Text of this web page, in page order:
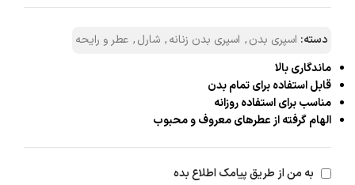
دسته: اسپری بدن, اسپری بدن زنانه, شارل, عطر و رایحه
ماندگاری بالا
قابل استفاده برای تمام بدن
مناسب برای استفاده روزانه
الهام گرفته از عطرهای معروف و محبوب
به من از طریق پیامک اطلاع بده